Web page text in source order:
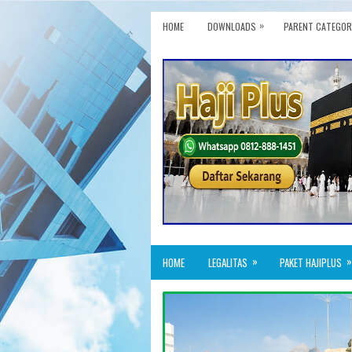
HOME DOWNLOADS » PARENT
HOME LEGALITAS » PAKET HAJIPLUS »